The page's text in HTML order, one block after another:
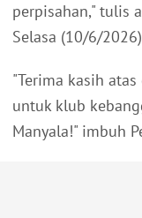
perpisahan," tulis
Selasa (10/6/
"Terima kasih
untuk klub
Manyala!" imbuh